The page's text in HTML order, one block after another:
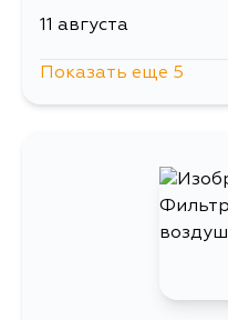
11 августа
Показать еще 5